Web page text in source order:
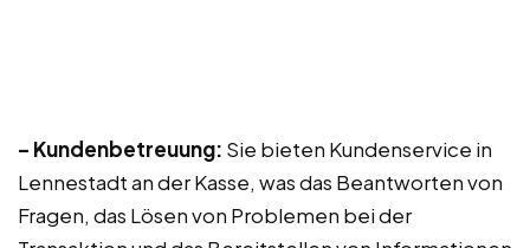
– Kundenbetreuung: Sie bieten Kundenservice in
Lennestadt an der Kasse, was das Beantworten von
Fragen, das Lösen von Problemen bei der